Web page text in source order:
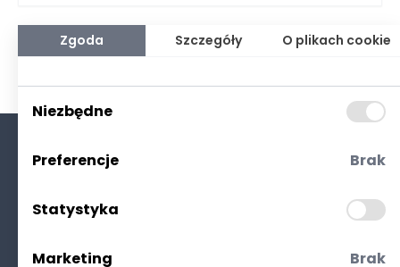
opakowań kruchych, takich jak szkło czy delikatne produkty
spożywcze, niezwykle istotne jest wdrożenie odpowiednich
systemów zabezpieczających, które minimalizują ryzyko
Polityka prywatności
Zgoda Szczegóły O plikach cookie
Niezbędne
Preferencje Brak
Statystyka
Marketing Brak